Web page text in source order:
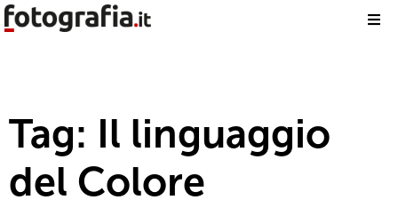
Tag: Il linguaggio
del Colore